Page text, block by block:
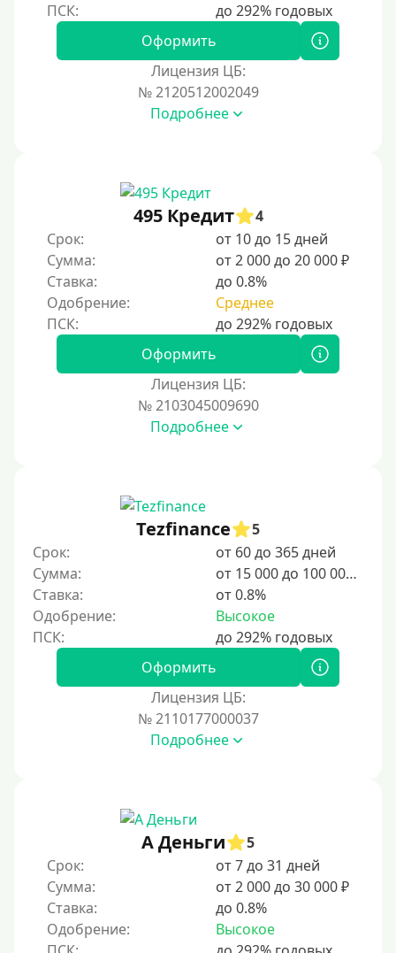
В долг на карту
Срок
10 дней
2 недели
15 дней
20 дней
30 дней без процентов
100 дней
4 месяца
5 месяцев
На полгода
10 месяцев
5 лет
Краткосрочные
Долгосрочные
Оформить
Лицензия ЦБ:
№ 2120512002049
Подробнее
495 Кредит
4
Срок:
от 10 до 15 дней
Сумма:
от 2 000 до 20 000 ₽
Ставка:
до 0.8%
Одобрение:
Среднее
Оформить
Лицензия ЦБ:
№ 2103045009690
Подробнее
Tezfinance
5
Срок:
от 60 до 365 дней
Сумма:
от 15 000 до 100 000 ₽
Ставка:
от 0.8%
Одобрение:
Высокое
Оформить
Лицензия ЦБ:
№ 2110177000037
Подробнее
А Деньги
5
Срок:
от 7 до 31 дней
Сумма:
от 2 000 до 30 000 ₽
Ставка:
до 0.8%
Одобрение:
Высокое